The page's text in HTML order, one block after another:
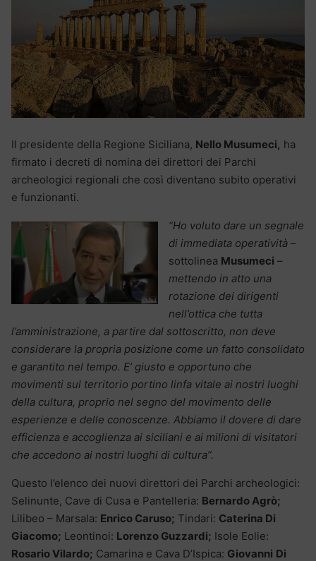
Il presidente della Regione Siciliana, Nello Musumeci, ha
firmato i decreti di nomina dei direttori dei Parchi
archeologici regionali che così diventano subito operativi
e funzionanti.
“Ho voluto dare un segnale
di immediata operatività –
sottolinea Musumeci –
mettendo in atto una
rotazione dei dirigenti
nell’ottica che tutta
l’amministrazione, a partire dal sottoscritto, non deve
considerare la propria posizione come un fatto consolidato
e garantito nel tempo. E’ giusto e opportuno che
movimenti sul territorio portino linfa vitale ai nostri luoghi
della cultura, proprio nel segno del movimento delle
esperienze e delle conoscenze. Abbiamo il dovere di dare
efficienza e accoglienza ai siciliani e ai milioni di visitatori
che accedono ai nostri luoghi di cultura”.
Questo l’elenco dei nuovi direttori dei Parchi archeologici:
Selinunte, Cave di Cusa e Pantelleria: Bernardo Agrò;
Lilibeo – Marsala: Enrico Caruso; Tindari: Caterina Di
Giacomo; Leontinoi: Lorenzo Guzzardi; Isole Eolie:
Rosario Vilardo; Camarina e Cava D’Ispica: Giovanni Di